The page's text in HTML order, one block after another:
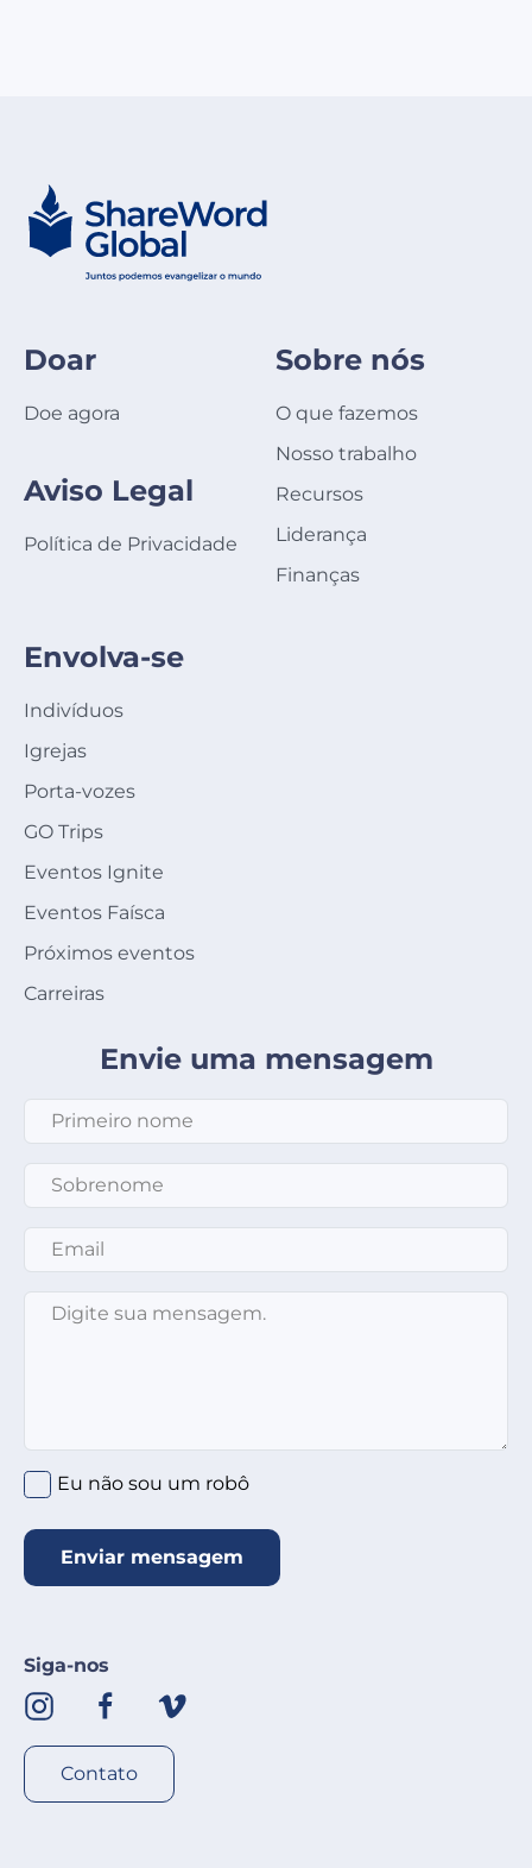
Doar
Doe agora
Aviso Legal
Política de Privacidade
Sobre nós
O que fazemos
Nosso trabalho
Recursos
Liderança
Finanças
Envolva-se
Indivíduos
Igrejas
Porta-vozes
GO Trips
Eventos Ignite
Eventos Faísca
Próximos eventos
Carreiras
Envie uma mensagem
Primeiro nome
Sobrenome
Email
Mensagem
Clique no círculo abaixo *
Eu não sou um robô
Enviar mensagem
Siga-nos
Contato